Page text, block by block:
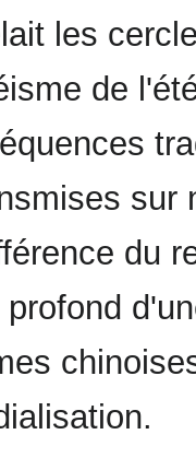
les
de
sur
du
profond